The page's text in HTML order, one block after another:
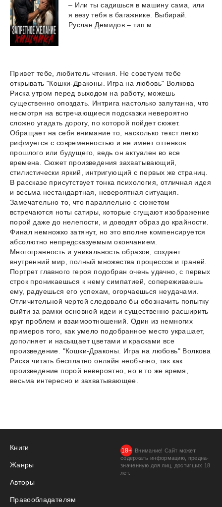
– Или ты садишься в машину сама, или
я везу тебя в багажнике. Выбирай.
Руслан Демидов – тип м...
Привет тебе, любитель чтения. Не советуем тебе
открывать "Кошки-Драконы. Игра на любовь" Волкова
Риска утром перед выходом на работу, можешь
существенно опоздать. Интрига настолько запутанна, что
несмотря на встречающиеся подсказки невероятно
сложно угадать дорогу, по которой пойдет сюжет.
Обращает на себя внимание то, насколько текст легко
рифмуется с современностью и не имеет оттенков
прошлого или будущего, ведь он актуален во все
времена. Сюжет произведения захватывающий,
стилистически яркий, интригующий с первых же страниц.
В рассказе присутствует тонка психология, отличная идея
и весьма нестандартная, невероятная ситуация.
Замечательно то, что параллельно с сюжетом
встречаются ноты сатиры, которые сгущают изображение
порой даже до нелепости, и доводят образ до крайности.
Финал немножко затянут, но это вполне компенсируется
абсолютно непредсказуемым окончанием.
Многогранность и уникальность образов, создает
внутренний мир, полный множества процессов и граней.
Портрет главного героя подобран очень удачно, с первых
строк проникаешься к нему симпатией, сопереживаешь
ему, радуешься его успехам, огорчаешься неудачами.
Отличительной чертой следовало бы обозначить попытку
выйти за рамки основной идеи и существенно расширить
круг проблем и взаимоотношений. Один из немногих
примеров того, как умело подобранное место украшает,
дополняет и насыщает цветами и красками все
произведение. "Кошки-Драконы. Игра на любовь" Волкова
Риска читать бесплатно онлайн необычно, так как
произведение порой невероятно, но в то же время,
весьма интересно и захватывающее.
Книги
Жанры
Авторы
Правообладателям
Внимание! Сайт может
содержать информацию, предна­
значенную для лиц, дости­гших 18
лет.